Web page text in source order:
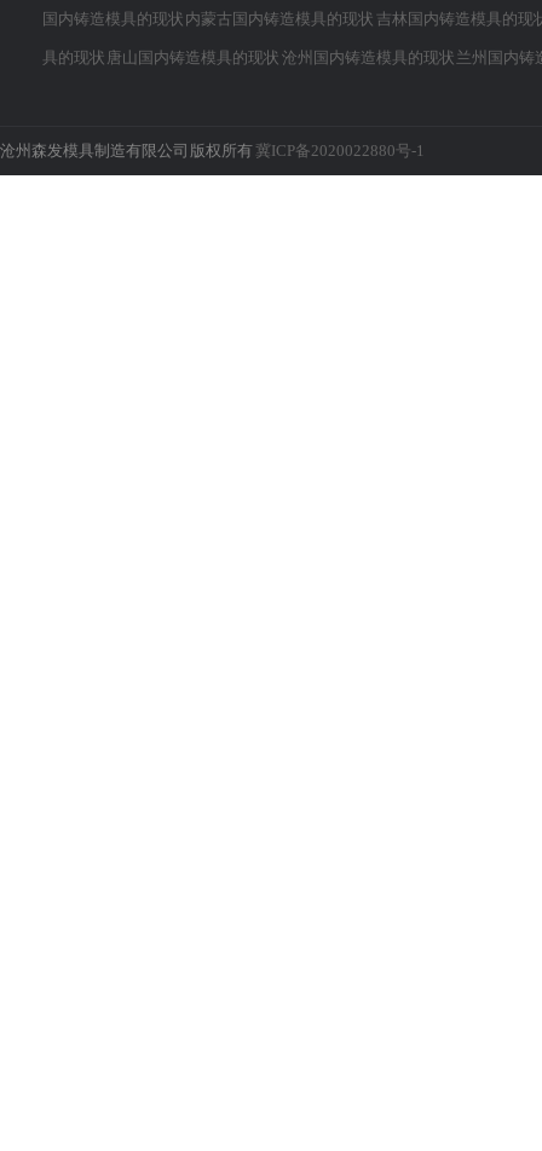
国内铸造模具的现状 内蒙古国内铸造模具的现状 吉林国内铸造模具的现
具的现状 唐山国内铸造模具的现状 沧州国内铸造模具的现状 兰州国内铸
沧州森发模具制造有限公司 版权所有冀ICP备2020022880号-1